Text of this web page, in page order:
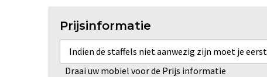
Prijsinformatie
Indien de staffels niet aanwezig zijn moet je
Draai uw mobiel voor de Prijs informatie